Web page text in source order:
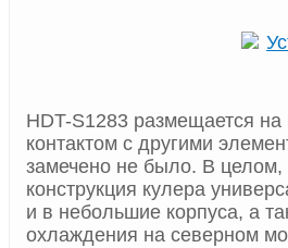
HDT-S1283 размещается
контактом с другими
замечено не было. В целом,
конструкция кулера
и в небольшие корпуса, а
охлаждения на северном